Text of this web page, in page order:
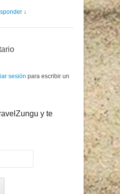
↓
sesión para escribir un
y te